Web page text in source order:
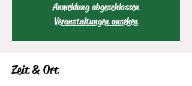
Anmeldung abgeschlossen
Veranstaltungen ansehen
Zeit & Ort